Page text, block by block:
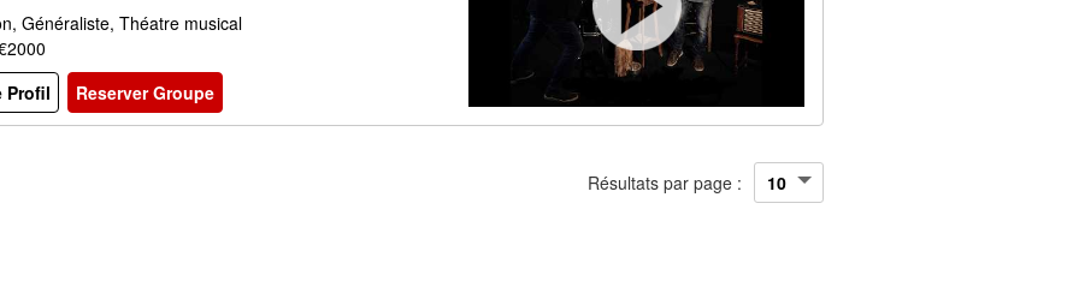
Généraliste, Théatre musical
Profil
Reserver Groupe
Résultats par page :